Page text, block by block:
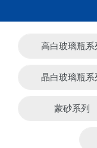
高白玻璃瓶系
晶白玻璃瓶系
蒙砂系列